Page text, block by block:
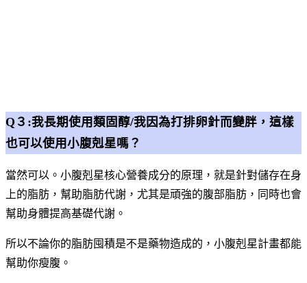
Q３:我長期使用類固醇/我因為打排卵針而變胖，這樣
也可以使用小腹剋星嗎？
當然可以。小腹剋星核心營養成分的原理，就是針對儲存在身
上的脂肪，幫助脂肪代謝，尤其是頑強的腹部脂肪，同時也會
幫助身體提高基礎代謝。
所以不論你的脂肪囤積是不是藥物造成的，小腹剋星計畫都能
幫助你瘦腹。